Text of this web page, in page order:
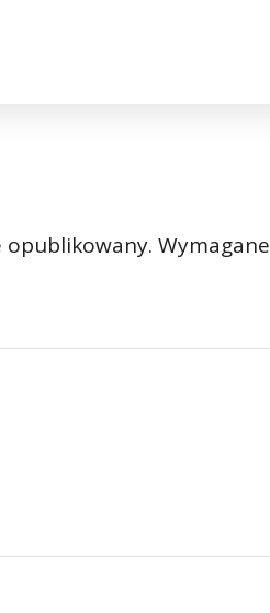
opublikowany. Wymagane